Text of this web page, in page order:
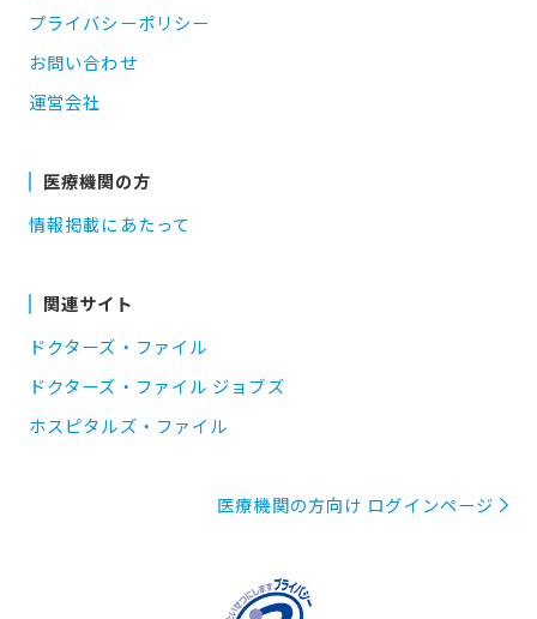
プライバシーポリシー
お問い合わせ
運営会社
医療機関の方
情報掲載にあたって
関連サイト
ドクターズ・ファイル
ドクターズ・ファイル ジョブズ
ホスピタルズ・ファイル
医療機関の方向け ログインページ